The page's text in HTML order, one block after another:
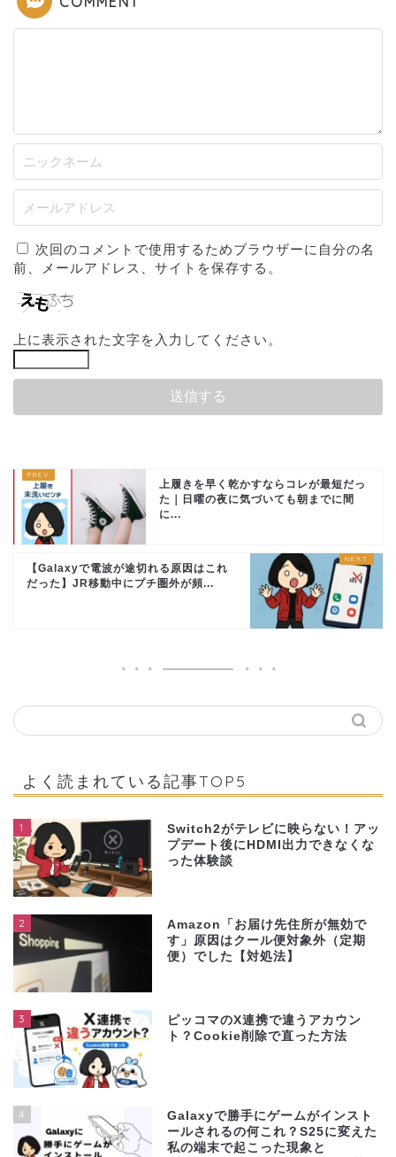
次回のコメントで使用するためブラウザーに自分の名
前、メールアドレス、サイトを保存する。
上に表示された文字を入力してください。
上履きを早く乾かすならコレが最短だっ
た｜日曜の夜に気づいても朝までに間
に...
【Galaxyで電波が途切れる原因はこれ
だった】JR移動中にプチ圏外が頻...
よく読まれている記事TOP5
1
Switch2がテレビに映らない！アッ
プデート後にHDMI出力できなくな
った体験談
2
Amazon「お届け先住所が無効で
す」原因はクール便対象外（定期
便）でした【対処法】
3
ピッコマのX連携で違うアカウン
ト？Cookie削除で直った方法
4
Galaxyで勝手にゲームがインスト
ールされるの何これ？S25に変えた
私の端末で起こった現象と